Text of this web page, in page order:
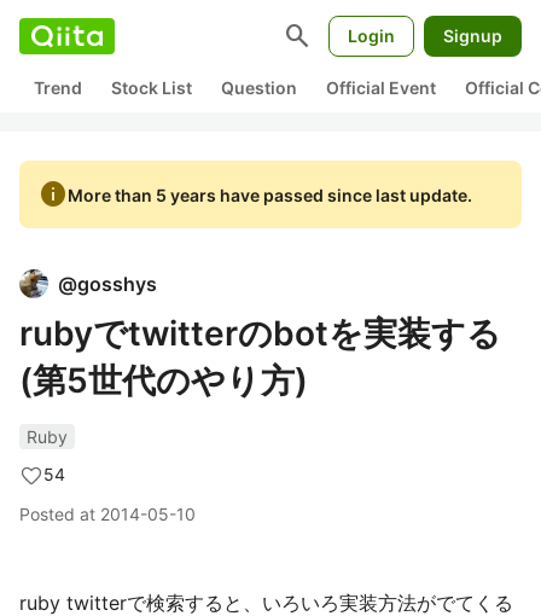
search Login Signup
Trend Stock List Question Official Event Official
infoMore than 5 years have passed since last update.
@gosshys
rubyでtwitterのbotを実装する
(第5世代のやり方)
Ruby
54
Posted at 2014-05-10
ruby twitterで検索すると、いろいろ実装方法がでてくる